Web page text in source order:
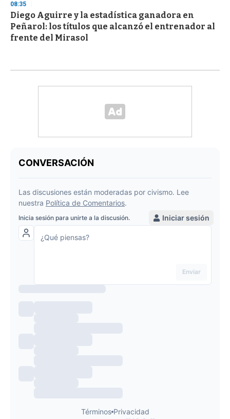
08:35
Diego Aguirre y la estadística ganadora en
Peñarol: los títulos que alcanzó el entrenador al
frente del Mirasol